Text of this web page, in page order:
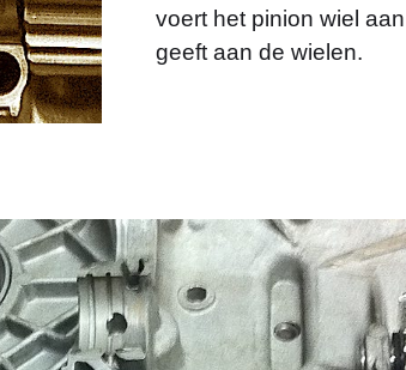
voert het pinion wiel
geeft aan de wielen.